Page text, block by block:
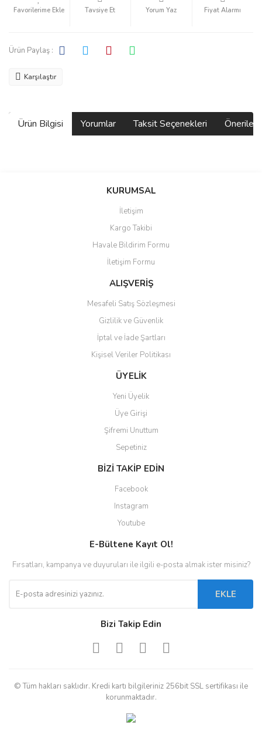
Tavsiye Et Yorum Yaz Fiyat Alarmı
Ürün Paylaş :
Karşılaştır
Ürün Bilgisi Yorumlar Taksit Seçenekleri
Bu ürüne ilk yorumu siz yapın!
Ürün resmi kalitesiz, bozuk veya görüntülenemiyor.
Ürün açıklamasında eksik bilgiler bulunuyor.
Ürün bilgilerinde hatalar bulunuyor.
Ürün fiyatı diğer sitelerden daha pahalı.
Gönder
KURUMSAL
İletişim
Kargo Takibi
Havale Bildirim Formu
İletişim Formu
ALIŞVERİŞ
Mesafeli Satış Sözleşmesi
Gizlilik ve Güvenlik
İptal ve İade Şartları
Kişisel Veriler Politikası
ÜYELİK
Yeni Üyelik
Üye Girişi
Şifremi Unuttum
Sepetiniz
BİZİ TAKİP EDİN
Facebook
Instagram
Youtube
E-Bültene Kayıt Ol!
Fırsatları, kampanya ve duyuruları ile ilgili e-posta almak ister misiniz?
EKLE
Bizi Takip Edin
© Tüm hakları saklıdır. Kredi kartı bilgileriniz 256bit SSL sertifikası ile
korunmaktadır.